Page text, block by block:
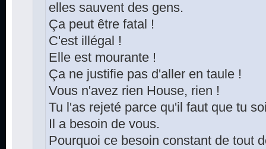
elles sauvent des gens.
Ça peut être fatal !
C'est illégal !
Elle est mourante !
Ça ne justifie pas d'aller en taule !
Vous n'avez rien House, rien !
Tu l'as rejeté parce qu'il faut que tu
Il a besoin de vous.
Pourquoi ce besoin constant de tout